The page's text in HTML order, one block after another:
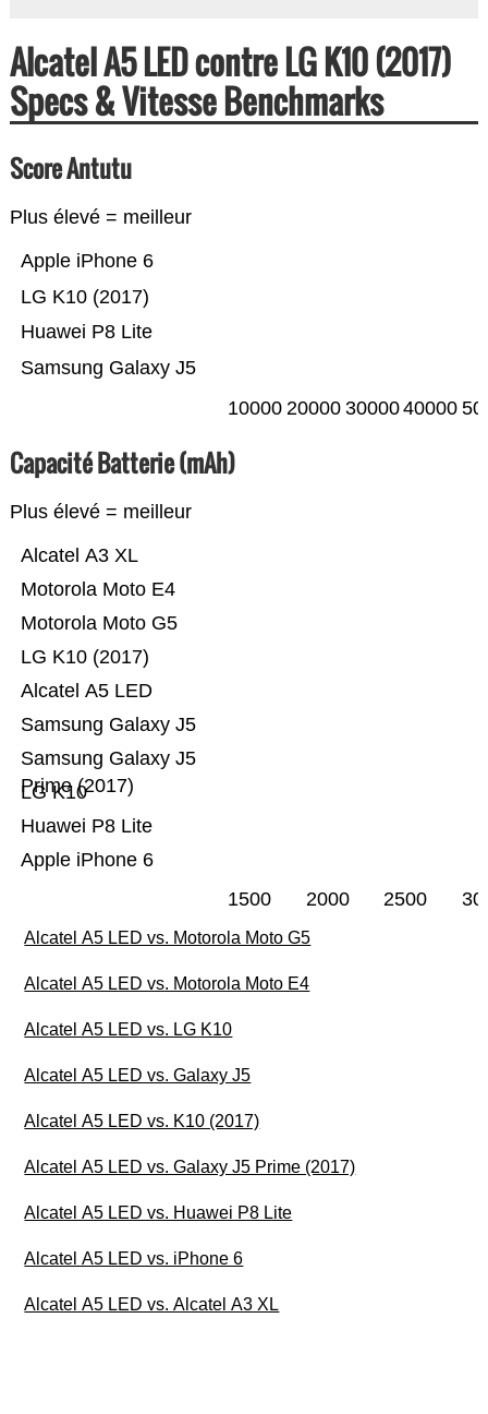
Alcatel A5 LED contre LG K10 (2017)
Specs & Vitesse Benchmarks
Score Antutu
Plus élevé = meilleur
Samsung Galaxy J5
Huawei P8 Lite
LG K10 (2017)
Apple iPhone 6
10000 20000 3000040000
Capacité Batterie (mAh)
Plus élevé = meilleur
Apple iPhone 6
Huawei P8 Lite
LG K10
Samsung Galaxy J5
Prime (2017)
Samsung Galaxy J5
Alcatel A5 LED
LG K10 (2017)
Motorola Moto G5
Motorola Moto E4
Alcatel A3 XL
1500 2000 2500
Alcatel A5 LED vs. Motorola Moto G5
Alcatel A5 LED vs. Motorola Moto E4
Alcatel A5 LED vs. LG K10
Alcatel A5 LED vs. Galaxy J5
Alcatel A5 LED vs. K10 (2017)
Alcatel A5 LED vs. Galaxy J5 Prime (2017)
Alcatel A5 LED vs. Huawei P8 Lite
Alcatel A5 LED vs. iPhone 6
Alcatel A5 LED vs. Alcatel A3 XL